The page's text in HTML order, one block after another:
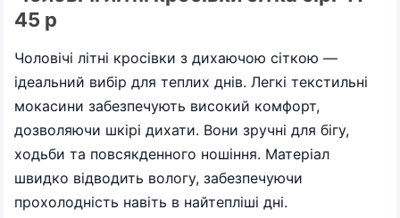
45 р
Чоловічі літні кросівки з дихаючою сіткою —
ідеальний вибір для теплих днів. Легкі текстильні
мокасини забезпечують високий комфорт,
дозволяючи шкірі дихати. Вони зручні для бігу,
ходьби та повсякденного ношіння. Матеріал
швидко відводить вологу, забезпечуючи
прохолодність навіть в найтепліші дні.